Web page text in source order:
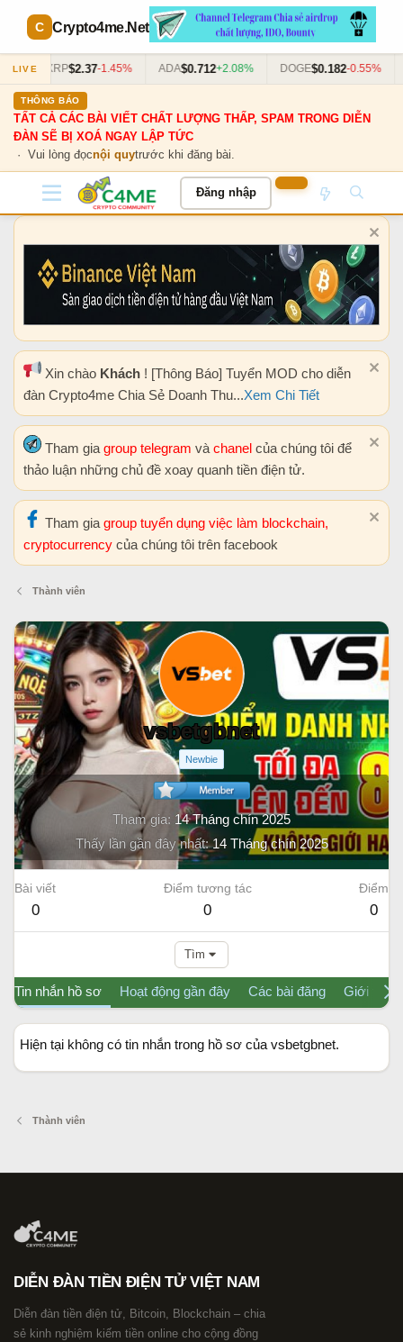
Crypto4me.Net
LIVE XRP$2.37-1.45% ADA$0.712+2.08% DOGE$0.182-0.55%
THÔNG BÁO
TẤT CẢ CÁC BÀI VIẾT CHẤT LƯỢNG THẤP, SPAM TRONG DIỄN
ĐÀN SẼ BỊ XOÁ NGAY LẬP TỨC
· Vui lòng đọcnội quytrước khi đăng bài.
Đăng nhập
Xin chào Khách ! [Thông Báo] Tuyển MOD cho diễn
đàn Crypto4me Chia Sẻ Doanh Thu...Xem Chi Tiết
Tham gia group telegram và chanel của chúng tôi để
thảo luận những chủ đề xoay quanh tiền điện tử.
Tham gia group tuyển dụng việc làm blockchain,
cryptocurrency của chúng tôi trên facebook
Thành viên
vsbetgbnet
Newbie
Tham gia 14 Tháng chín 2025
Thấy lần gần đây nhất 14 Tháng chín 2025
Bài viết
0
Điểm tương tác
0
Điểm
0
Tìm
Tin nhắn hồ sơ Hoạt động gần đây Các bài đăng Giới thiệu
Hiện tại không có tin nhắn trong hồ sơ của vsbetgbnet.
Thành viên
DIỄN ĐÀN TIỀN ĐIỆN TỬ VIỆT NAM
Diễn đàn tiền điện tử, Bitcoin, Blockchain – chia
sẻ kinh nghiệm kiếm tiền online cho cộng đồng